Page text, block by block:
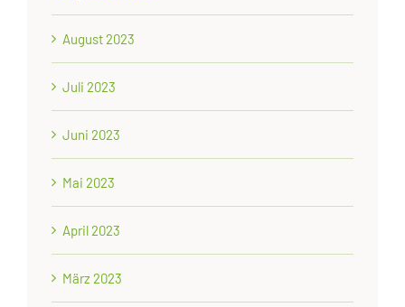
August 2023
Juli 2023
Juni 2023
Mai 2023
April 2023
März 2023